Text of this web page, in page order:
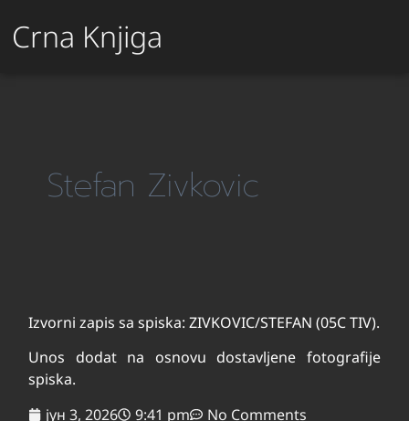
Crna Knjiga
Stefan Zivkovic
Izvorni zapis sa spiska: ZIVKOVIC/STEFAN (05C TIV).
Unos dodat na osnovu dostavljene fotografije
spiska.
јун 3, 2026
9:41 pm No Comments